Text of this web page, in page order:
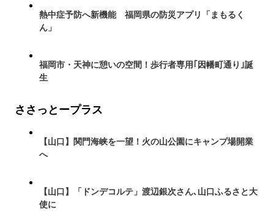
熱中症予防へ新機能 福岡県の防災アプリ「まもるく
ん」
福岡市・天神に憩いの空間！歩行者専用｢因幡町通り｣誕
生
ささっとープラス
【山口】関門海峡を一望！火の山公園にキャンプ場開業
へ
【山口】「ドンデコルテ」渡辺銀次さん､山口ふるさと大
使に